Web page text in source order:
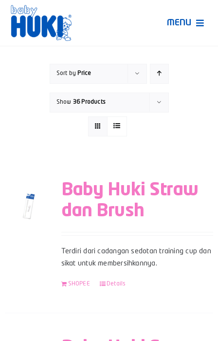
Skip
content
MENU
Sort by Price
Show 36 Products
Baby Huki Straw
dan Brush
Terdiri dari cadangan sedotan training cup dan
sikat untuk membersihkannya.
SHOPEE Details